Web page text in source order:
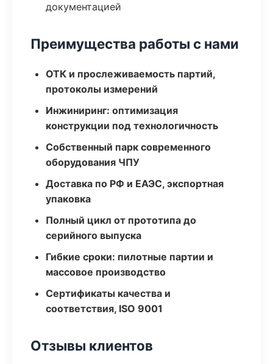
документацией
Преимущества работы с нами
ОТК и прослеживаемость партий,
протоколы измерений
Инжиниринг: оптимизация
конструкции под технологичность
Собственный парк современного
оборудования ЧПУ
Доставка по РФ и ЕАЭС, экспортная
упаковка
Полный цикл от прототипа до
серийного выпуска
Гибкие сроки: пилотные партии и
массовое производство
Сертификаты качества и
соответствия, ISO 9001
Отзывы клиентов